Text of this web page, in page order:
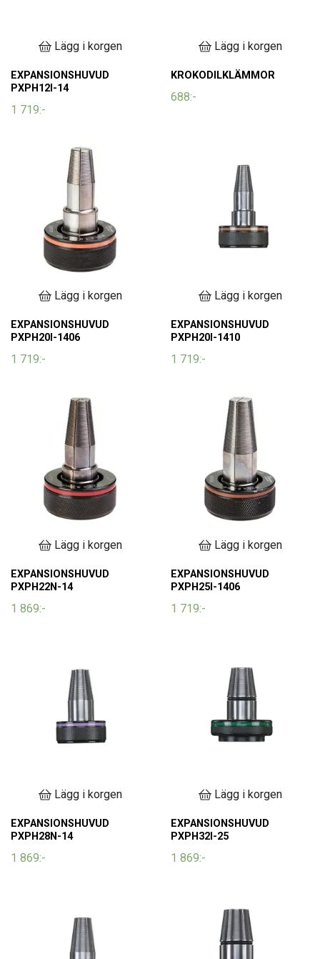
Lägg i korgen
EXPANSIONSHUVUD
PXPH12I-14
1 719:-
Lägg i korgen
KROKODILKLÄMMOR
688:-
Lägg i korgen
EXPANSIONSHUVUD
PXPH20I-1406
1 719:-
Lägg i korgen
EXPANSIONSHUVUD
PXPH20I-1410
1 719:-
Lägg i korgen
EXPANSIONSHUVUD
PXPH22N-14
1 869:-
Lägg i korgen
EXPANSIONSHUVUD
PXPH25I-1406
1 719:-
Lägg i korgen
EXPANSIONSHUVUD
PXPH28N-14
1 869:-
Lägg i korgen
EXPANSIONSHUVUD
PXPH32I-25
1 869:-